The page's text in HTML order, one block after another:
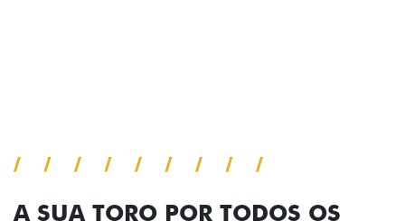
ÂNGULOS